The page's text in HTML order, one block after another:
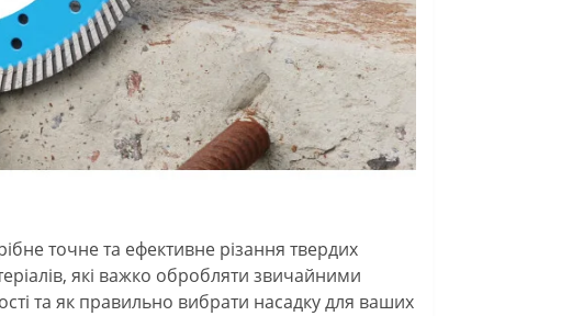
точне та ефективне різання твердих
які важко обробляти звичайними
та як правильно вибрати насадку для ваших